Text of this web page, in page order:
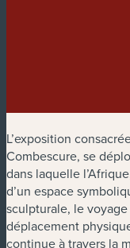
L’exposition
Combescure, se
dans laquelle
d’un espace
sculpturale, le
déplacement
continue à travers la